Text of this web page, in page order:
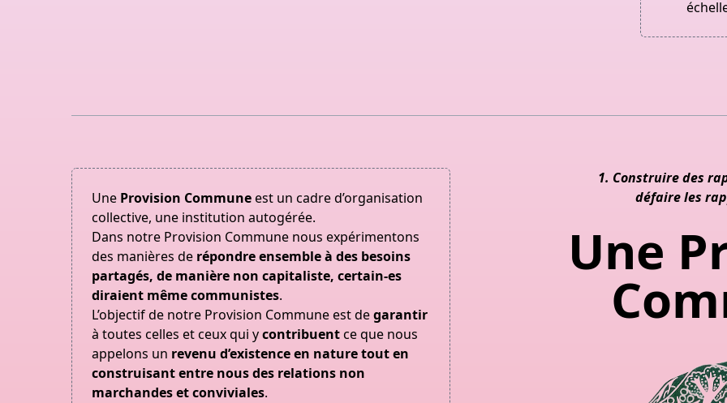
Une Provision Communeest un cadre d’organisation
collective, une institution autogérée.
Dans notre Provision Commune nous expérimentons
des manières de répondre ensemble à des besoins
partagés, de manière non capitaliste, certain-es
diraient même communistes.
L’objectif de notre Provision Commune est degarantir
à toutes celles et ceux qui ycontribuentce que nous
appelons un revenu d’existence en nature tout en
construisant entre nous des relations non
marchandes et conviviales.
1. Construire des
défaire les
Une